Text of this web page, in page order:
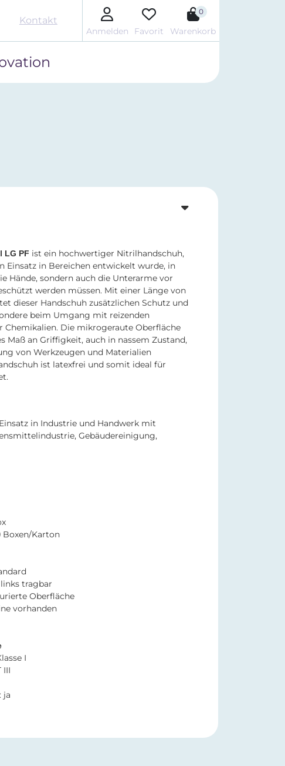
Kontakt
Anmelden Favorit
0
Warenkorb
LG PF ist ein hochwertiger Nitrilhandschuh,
Einsatz in Bereichen entwickelt wurde, in
Hände, sondern auch die Unterarme vor
werden müssen. Mit einer Länge von
dieser Handschuh zusätzlichen Schutz und
beim Umgang mit reizenden
Chemikalien. Die mikrogeraute Oberfläche
Maß an Griffigkeit, auch in nassem Zustand,
von Werkzeugen und Materialien
ist latexfrei und somit ideal für
in Industrie und Handwerk mit
Gebäudereinigung,
Boxen/Karton
tragbar
Oberfläche
vorhanden
I
III
ja